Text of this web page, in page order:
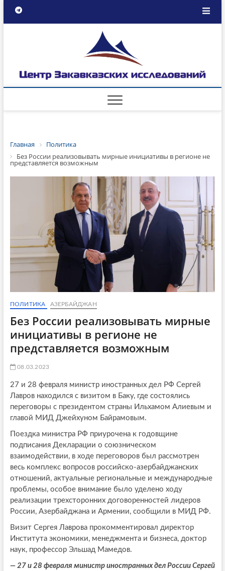
Главная
Политика
Без России реализовывать мирные инициативы в регионе не
представляется возможным
ПОЛИТИКА АЗЕРБАЙДЖАН
Без России реализовывать мирные
инициативы в регионе не
представляется возможным
08.03.2023
27 и 28 февраля министр иностранных дел РФ Сергей
Лавров находился с визитом в Баку, где состоялись
переговоры с президентом страны Ильхамом Алиевым и
главой МИД Джейхуном Байрамовым.
Поездка министра РФ приурочена к годовщине
подписания Декларации о союзническом
взаимодействии, в ходе переговоров был рассмотрен
весь комплекс вопросов российско-азербайджанских
отношений, актуальные региональные и международные
проблемы, особое внимание было уделено ходу
реализации трехсторонних договоренностей лидеров
России, Азербайджана и Армении, сообщили в МИД РФ.
Визит Сергея Лаврова прокомментировал директор
Института экономики, менеджмента и бизнеса, доктор
наук, профессор Эльшад Мамедов.
— 27 и 28 февраля министр иностранных дел России Сергей